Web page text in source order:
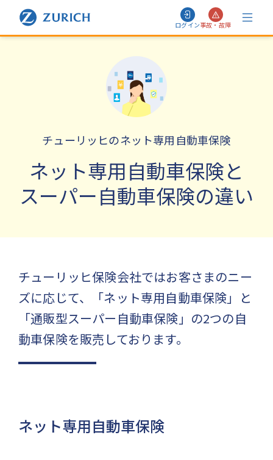
ログイン事故・故障
チューリッヒのネット専用自動車保険
ネット専用自動車保険と
スーパー自動車保険の違い
チューリッヒ保険会社ではお客さまのニー
ズに応じて、「ネット専用自動車保険」と
「通販型スーパー自動車保険」の2つの自
動車保険を販売しております。
ネット専用自動車保険